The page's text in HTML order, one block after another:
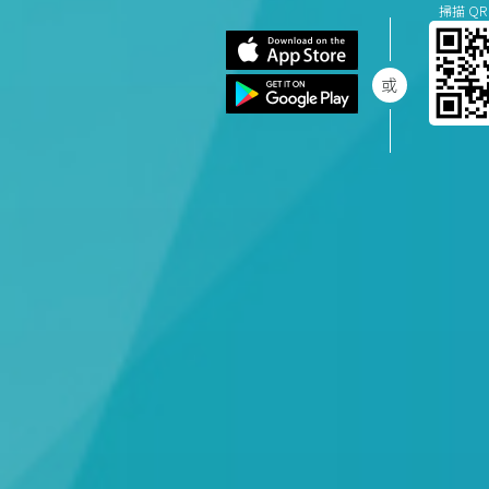
掃描